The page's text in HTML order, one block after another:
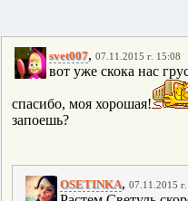
svet007, 07.11.2015 г. 15:08
вот уже скока нас
спасибо, моя хорошая!
запоешь?
OSETINKA, 07.11.2015